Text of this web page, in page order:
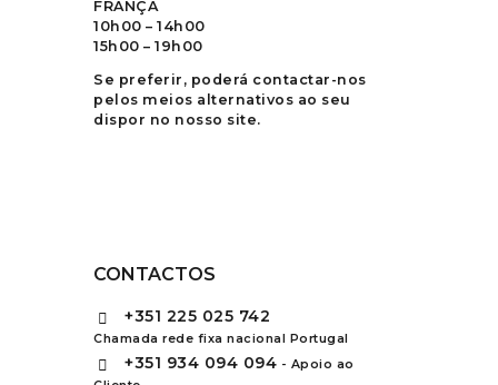
FRANÇA
10h00 – 14h00
15h00 – 19h00
Se preferir, poderá contactar-nos
pelos meios alternativos ao seu
dispor no nosso site.
CONTACTOS
+351 225 025 742
Chamada rede fixa nacional Portugal
+351 934 094 094 - Apoio ao